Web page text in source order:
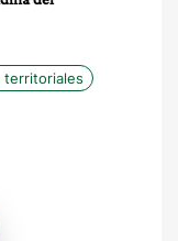
territoriales